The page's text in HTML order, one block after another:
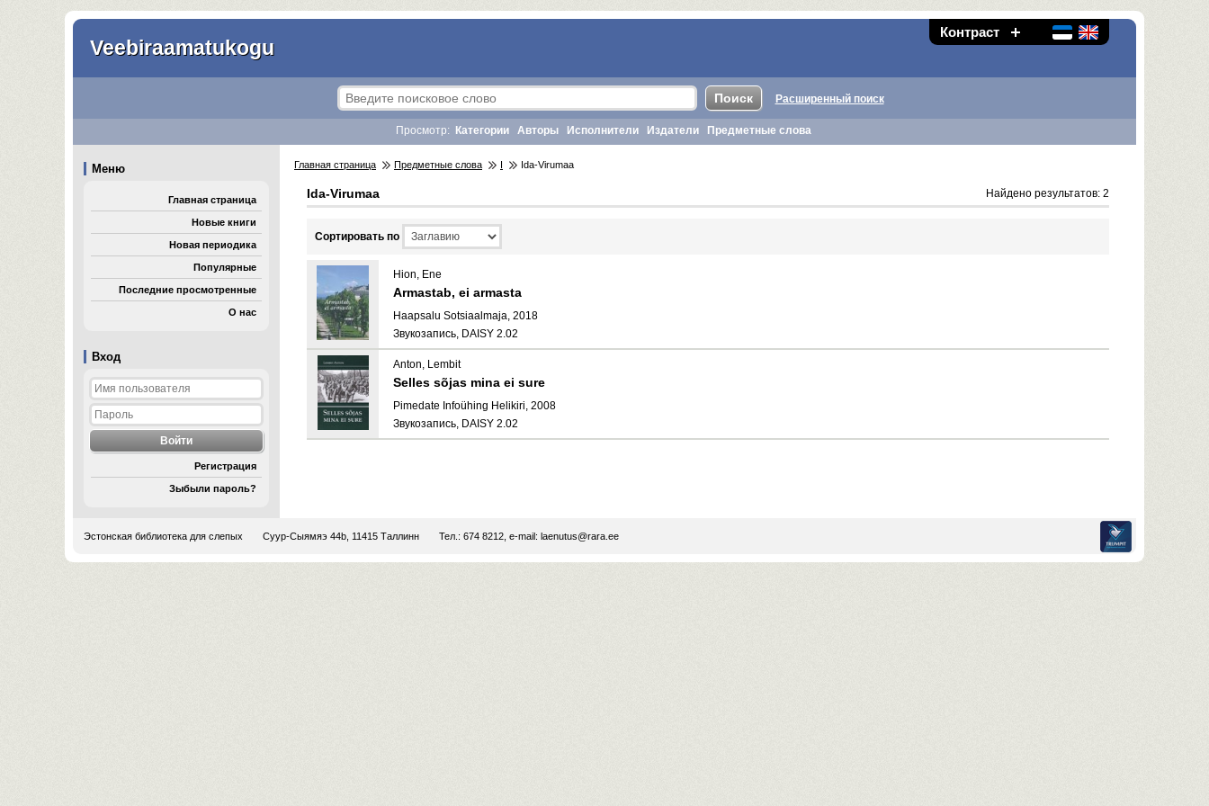
Контраст
Veebiraamatukogu
Вход
Регистрация
Зыбыли пароль?
Расширенный поиск
Просмотр: Категории Авторы Исполнители Издатели Предметные слова
Меню
Главная страница
Новые книги
Новая периодика
Популярные
Последние просмотренные
О нас
Главная страница Предметные слова I Ida-Virumaa
Ida-Virumaa Найдено результатов: 2
Cортировать по
Hion, Ene
Armastab, ei armasta
Haapsalu Sotsiaalmaja, 2018
Звукозапись, DAISY 2.02
Anton, Lembit
Selles sõjas mina ei sure
Pimedate Infoühing Helikiri, 2008
Звукозапись, DAISY 2.02
Эстонская библиотека для слепых Суур-Сыямяэ 44b, 11415 Таллинн Тел.: 674 8212, e-mail: laenutus@rara.ee